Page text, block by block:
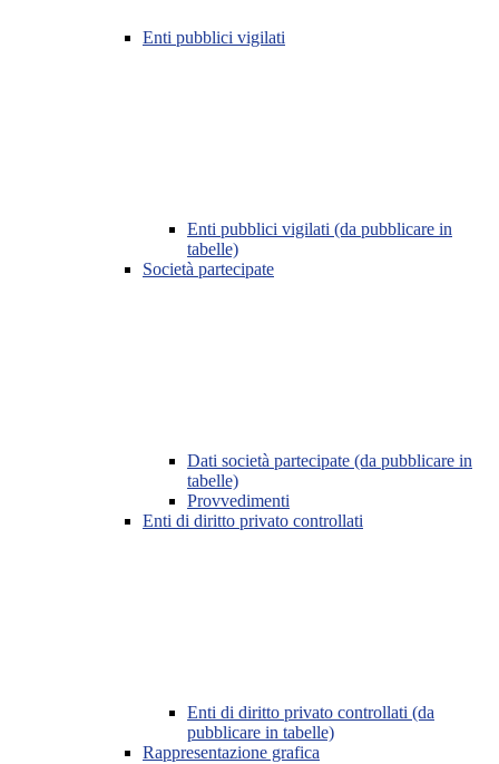
Enti pubblici vigilati
Enti pubblici vigilati (da pubblicare in
tabelle)
Società partecipate
Dati società partecipate (da pubblicare in
tabelle)
Provvedimenti
Enti di diritto privato controllati
Enti di diritto privato controllati (da
pubblicare in tabelle)
Rappresentazione grafica